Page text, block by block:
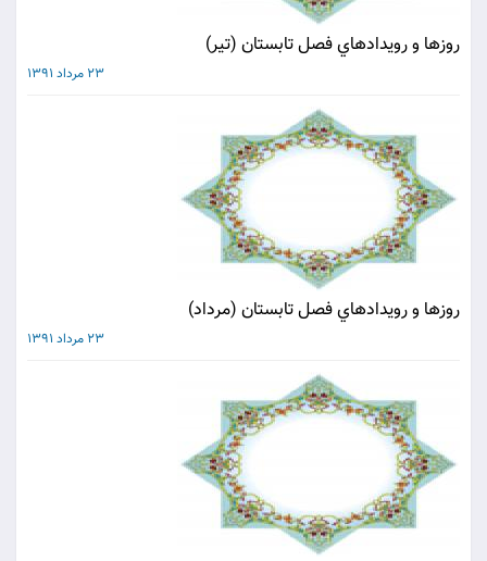
روزها و رويدادهاي فصل تابستان (تير)
23 مرداد 1391
روزها و رويدادهاي فصل تابستان (مرداد)
23 مرداد 1391